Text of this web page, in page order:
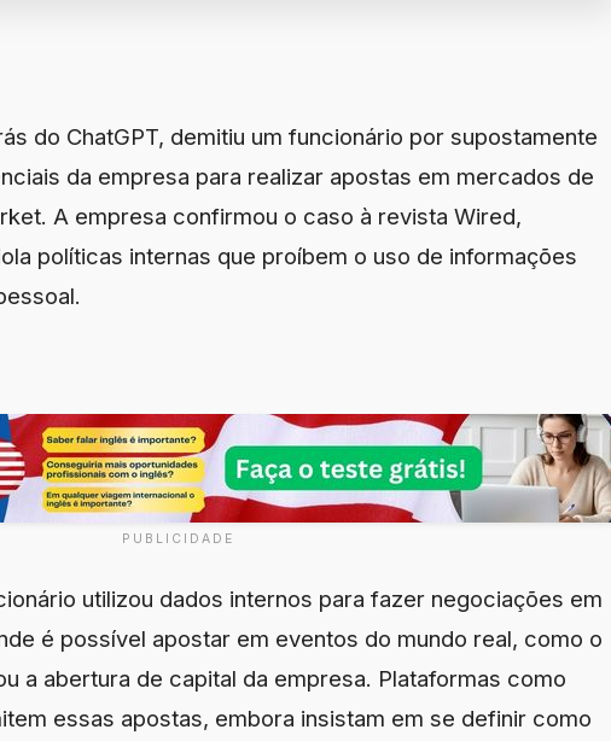
do ChatGPT, demitiu um funcionário por supostamente
da empresa para realizar apostas em mercados de
A empresa confirmou o caso à revista Wired,
políticas internas que proíbem o uso de informações
PUBLICIDADE
utilizou dados internos para fazer negociações em
é possível apostar em eventos do mundo real, como o
a abertura de capital da empresa. Plataformas como
essas apostas, embora insistam em se definir como